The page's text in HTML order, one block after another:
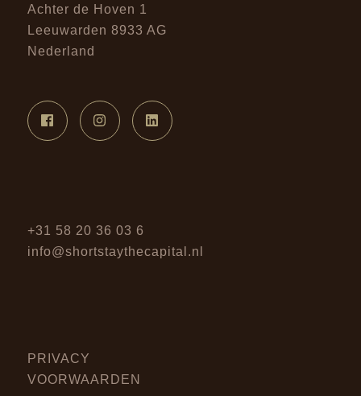
Achter de Hoven 1
Leeuwarden 8933 AG
Nederland
+31 58 20 36 03 6
info@shortstaythecapital.nl
PRIVACY
VOORWAARDEN